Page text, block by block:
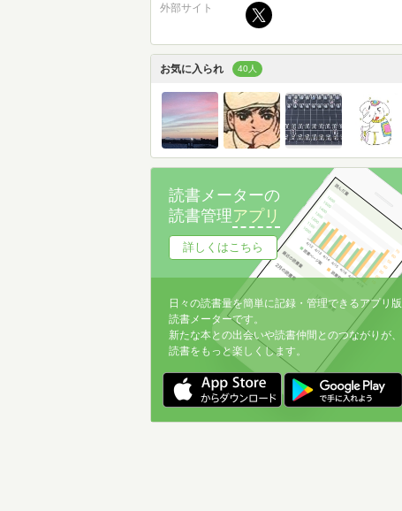
外部サイト
お気に入られ 40人
読書メーターの
読書管理アプリ
詳しくはこちら
日々の読書量を簡単に記録・管理できるアプリ版
読書メーターです。
新たな本との出会いや読書仲間とのつながりが、
読書をもっと楽しくします。